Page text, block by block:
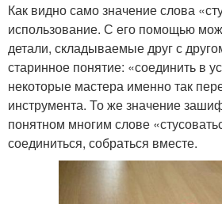
Как видно само значение слова
использование. С его помощью
детали, складываемые друг с
старинное понятие: «соединить в
некоторые мастера именно так
инструмента. То же значение
понятном многим слове
соединиться, собраться вместе.